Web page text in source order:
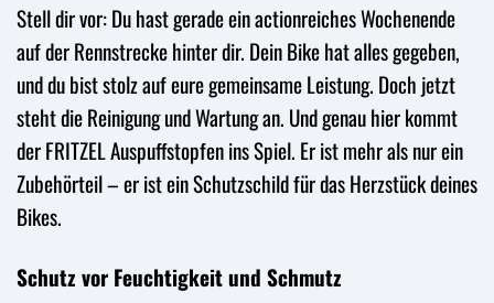
Stell dir vor: Du hast gerade ein actionreiches Wochenende
auf der Rennstrecke hinter dir. Dein Bike hat alles gegeben,
und du bist stolz auf eure gemeinsame Leistung. Doch jetzt
steht die Reinigung und Wartung an. Und genau hier kommt
der FRITZEL Auspuffstopfen ins Spiel. Er ist mehr als nur ein
Zubehörteil – er ist ein Schutzschild für das Herzstück deines
Bikes.
Schutz vor Feuchtigkeit und Schmutz